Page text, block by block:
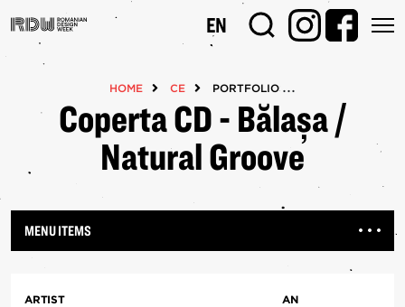
la
conţinutul
EN
HOME CE PORTFOLIOS
Coperta CD - Bălașa /
Natural Groove
MENU ITEMS
ARTIST
AN